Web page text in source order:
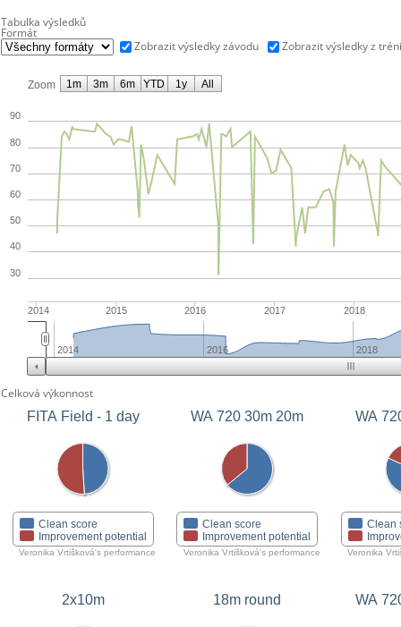
Tabulka výsledků
Formát
Zobrazit výsledky závodu
Zobrazit výsledky z
Zoom
2014 2015 2016 2017 2018
30
40
50
60
70
80
90
2016 2018
2014
1m 3m 6m YTD 1y All
Celková výkonnost
FITA Field - 1 day
Clean score
Improvement potential
Veronika Vrtišková's performance
WA 720 30m 20m
Clean score
Improvement potential
Veronika Vrtišková's performance
Clean
Veronika
2x10m 18m round WA